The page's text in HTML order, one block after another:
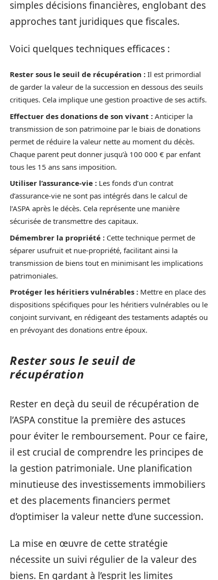
simples décisions financières, englobant des
approches tant juridiques que fiscales.
Voici quelques techniques efficaces :
Rester sous le seuil de récupération : Il est primordial
de garder la valeur de la succession en dessous des seuils
critiques. Cela implique une gestion proactive de ses actifs.
Effectuer des donations de son vivant : Anticiper la
transmission de son patrimoine par le biais de donations
permet de réduire la valeur nette au moment du décès.
Chaque parent peut donner jusqu’à 100 000 € par enfant
tous les 15 ans sans imposition.
Utiliser l’assurance-vie : Les fonds d’un contrat
d’assurance-vie ne sont pas intégrés dans le calcul de
l’ASPA après le décès. Cela représente une manière
sécurisée de transmettre des capitaux.
Démembrer la propriété : Cette technique permet de
séparer usufruit et nue-propriété, facilitant ainsi la
transmission de biens tout en minimisant les implications
patrimoniales.
Protéger les héritiers vulnérables : Mettre en place des
dispositions spécifiques pour les héritiers vulnérables ou le
conjoint survivant, en rédigeant des testaments adaptés ou
en prévoyant des donations entre époux.
Rester sous le seuil de
récupération
Rester en deçà du seuil de récupération de
l’ASPA constitue la première des astuces
pour éviter le remboursement. Pour ce faire,
il est crucial de comprendre les principes de
la gestion patrimoniale. Une planification
minutieuse des investissements immobiliers
et des placements financiers permet
d’optimiser la valeur nette d’une succession.
La mise en œuvre de cette stratégie
nécessite un suivi régulier de la valeur des
biens. En gardant à l’esprit les limites